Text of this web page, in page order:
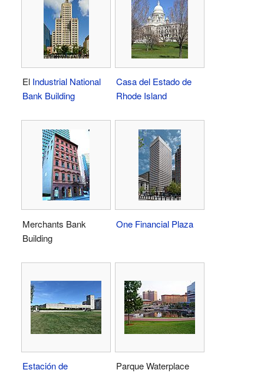
El Industrial National
Bank Building
Casa del Estado de
Rhode Island
Merchants Bank
Building
One Financial Plaza
Estación de
Parque Waterplace